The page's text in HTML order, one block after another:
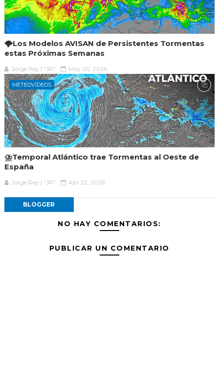
🌩️Los Modelos AVISAN de Persistentes Tormentas
estas Próximas Semanas
Jorge Rey | "JR" May 05, 2026
METEOVÍDEOS
⛈️Temporal Atlántico trae Tormentas al Oeste de
España
Jorge Rey | "JR" Abr 22, 2026
BLOGGER
NO HAY COMENTARIOS:
PUBLICAR UN COMENTARIO